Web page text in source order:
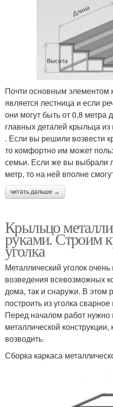
Почти основным элементом
является лестница и если
они могут быть от 0,8 метра
главных деталей крыльца
. Если вы решили возвести
то комфортно им может
семьи. Если же вы выбрали
метр, то на ней вполне
читать дальше →
Крыльцо
руками. Строим
уголка
Металлический уголок
возведения всевозможных
дома, так и снаружи. В этом
построить из уголка
Перед началом работ нужно
металлической
возводить.
Сборка каркаса